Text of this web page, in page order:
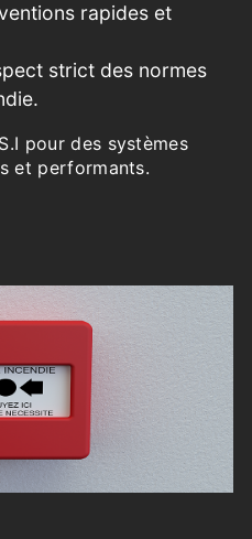
rapides et
strict des normes
pour des systèmes
et performants.